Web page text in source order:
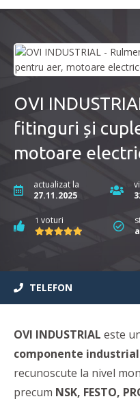
OVI
fitinguri și
motoare
actualizat la
27.11.2025
1 voturi
TELEFON
OVI INDUSTRIAL este
componente
recunoscute la nivel
precum NSK, FESTO,